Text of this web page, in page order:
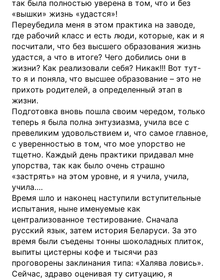
так была полностью уверена в том, что и без
«вышки» жизнь «удастся»!
Переубедила меня в этом практика на заводе,
где рабочий класс и есть люди, которые, как и я
посчитали, что без высшего образования жизнь
удастся, а что в итоге? Чего добились они в
жизни? Как реализовали себя? Никак!!! Вот тут-
то я и поняла, что высшее образование – это не
прихоть родителей, а определенный этап в
жизни.
Подготовка вновь пошла своим чередом, только
теперь я была полна энтузиазма, учила все с
превеликим удовольствием и, что самое главное,
с уверенностью в том, что мое упорство не
тщетно. Каждый день практики придавал мне
упорства, так как было очень страшно
«застрять» на этом уровне, и я учила, учила,
учила….
Время шло и наконец наступили вступительные
испытания, ныне именуемые как
централизованное тестирование. Сначала
русский язык, затем история Беларуси. За это
время были съедены тонны шоколадных плиток,
выпиты цистерны кофе и тысячи раз
проговорены заклинания типа: «Халява ловись».
Сейчас, здраво оценивая ту ситуацию, я